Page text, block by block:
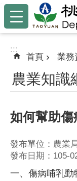
跳到主要內容區塊
:::
:::
首頁 業務
農業知識
如何幫助
發布單位：農業
發布日期：105-
一、傷病哺乳動